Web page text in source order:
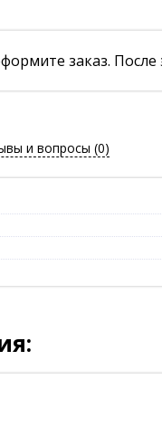
заказ.
и вопросы (0)